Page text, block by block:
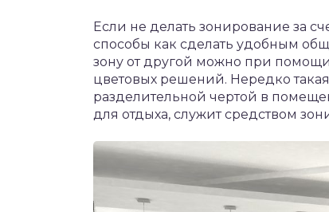
Если не делать зонирование за
способы как сделать удобным
зону от другой можно при
цветовых решений. Нередко
разделительной чертой в
для отдыха, служит средством